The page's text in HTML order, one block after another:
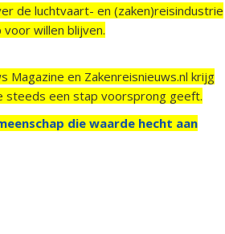
de luchtvaart- en (zaken)reisindustrie
willen blijven.
Magazine en Zakenreisnieuws.nl krijg
steeds een stap voorsprong geeft.
die waarde hecht aan